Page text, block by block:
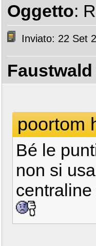
Oggetto:
Inviato: 22 Set
Faustwald
poortom
Bé le
non si